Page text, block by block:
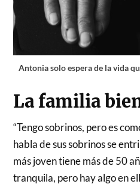
Antonia solo espera de la vida
La familia
“Tengo sobrinos, pero es
habla de sus sobrinos se
más joven tiene más de 50
tranquila, pero hay algo en